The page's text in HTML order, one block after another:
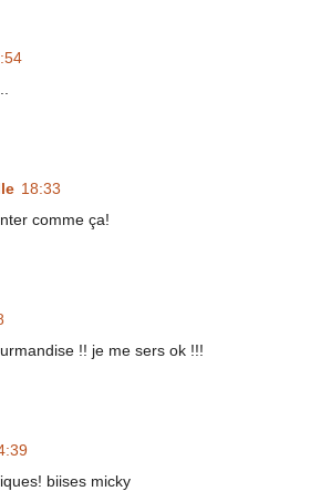
18:33
comme ça!
!! je me sers ok !!!
biises micky